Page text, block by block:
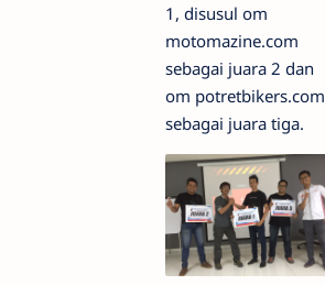
1, disusul om
motomazine.com
sebagai juara 2 dan
om potretbikers.com
sebagai juara tiga.